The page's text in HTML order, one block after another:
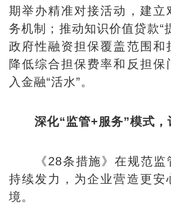
期举办精准对接活动，建立
务机制；推动知识价值贷款“
政府性融资担保覆盖范围和
降低综合担保费率和反担保
入金融“活水”。
深化“监管+服务”模式
《28条措施》在规范监
持续发力，为企业营造更安
境。